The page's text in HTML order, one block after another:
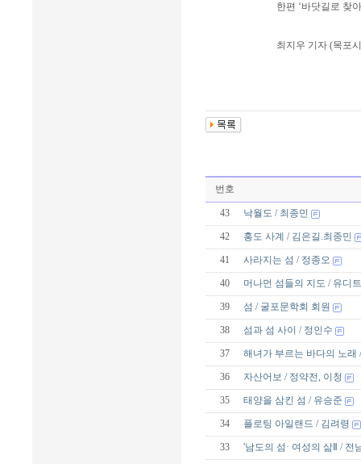
한편 ‘바닷길로 찾
최지우 기자 (목포
번호
43 낙월도 / 최종민
42 홍도 사계 / 김은길.최종민
41 사라지는 섬 / 정종오
40 머나먼 섬들의 지도 / 유디
39 섬 / 굴포문학회 회원
38 섬과 섬 사이 / 정인수
37 해녀가 부르는 바다의 노래
36 자산어보 / 정약전, 이청
35 태양을 삼킨 섬 / 유승준
34 플로팅 아일랜드 / 김려령
33 '남도의 섬· 여성의 삶Ⅱ / 전